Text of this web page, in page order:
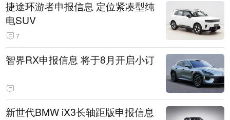
捷途环游者申报信息 定位紧凑型纯
电SUV
7
智界RX申报信息 将于8月开启小订
新世代BMW iX3长轴距版申报信息